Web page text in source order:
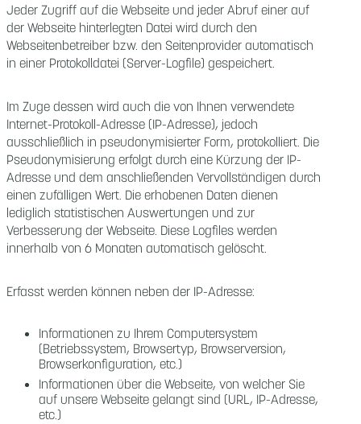
Jeder Zugriff auf die Webseite und jeder Abruf einer auf
der Webseite hinterlegten Datei wird durch den
Webseitenbetreiber bzw. den Seitenprovider automatisch
in einer Protokolldatei (Server-Logfile) gespeichert.
Im Zuge dessen wird auch die von Ihnen verwendete
Internet-Protokoll-Adresse (IP-Adresse), jedoch
ausschließlich in pseudonymisierter Form, protokolliert. Die
Pseudonymisierung erfolgt durch eine Kürzung der IP-
Adresse und dem anschließenden Vervollständigen durch
einen zufälligen Wert. Die erhobenen Daten dienen
lediglich statistischen Auswertungen und zur
Verbesserung der Webseite. Diese Logfiles werden
innerhalb von 6 Monaten automatisch gelöscht.
Erfasst werden können neben der IP-Adresse:
Informationen zu Ihrem Computersystem
(Betriebssystem, Browsertyp, Browserversion,
Browserkonfiguration, etc.)
Informationen über die Webseite, von welcher Sie
auf unsere Webseite gelangt sind (URL, IP-Adresse,
etc.)